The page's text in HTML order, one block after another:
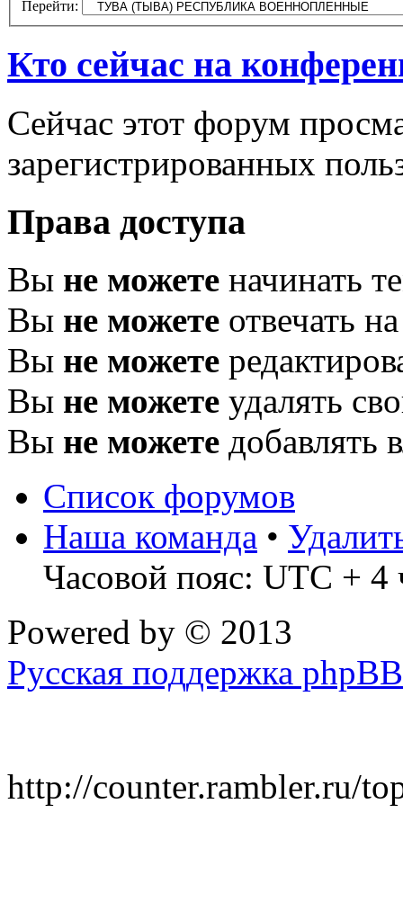
Перейти:
Кто сейчас на
Сейчас этот форум
зарегистрированных
Права доступа
Вы не можете начинать
Вы не можете отвечать
Вы не можете
Вы не можете удалять
Вы не можете добавлять
Список форумов
Наша команда •
Часовой пояс: UTC + 4
Powered by © 2013
Русская поддержка phpBB
http://counter.rambler.ru/